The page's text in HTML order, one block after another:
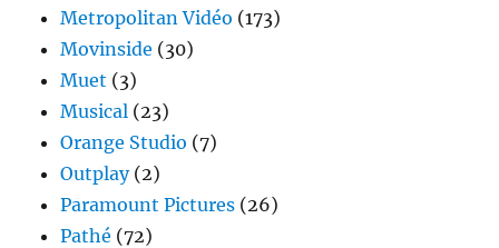
Metropolitan Vidéo (173)
Movinside (30)
Muet (3)
Musical (23)
Orange Studio (7)
Outplay(2)
Paramount Pictures (26)
Pathé (72)